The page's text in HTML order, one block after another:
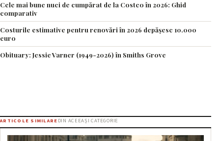
Cele mai bune nuci de cumpărat de la Costco în 2026: Ghid
comparativ
Costurile estimative pentru renovări în 2026 depășesc 10.000
euro
Obituary: Jessie Varner (1949-2026) în Smiths Grove
ARTICOLE SIMILARE DIN ACEEAȘI CATEGORIE